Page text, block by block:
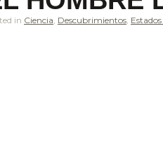
in Ciencia, Descubrimientos,